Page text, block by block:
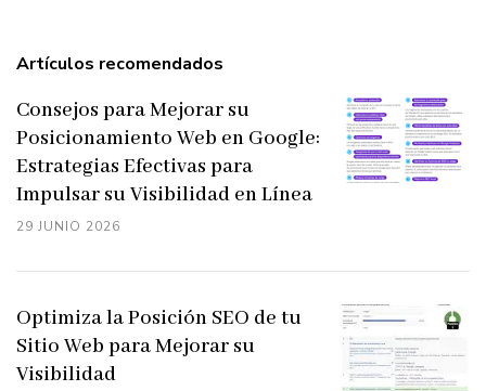
Artículos recomendados
29 JUNIO 2026
Consejos para Mejorar su
Posicionamiento Web en Google:
Estrategias Efectivas para
Impulsar su Visibilidad en Línea
Optimiza la Posición SEO de tu
Sitio Web para Mejorar su
Visibilidad